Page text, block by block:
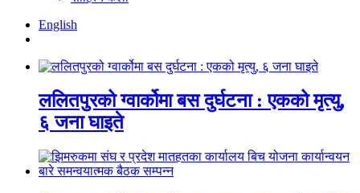
English
ललितपुरको ग्वार्कोमा बस दुर्घटना : एकको मृत्यु,
६ जना घाइते